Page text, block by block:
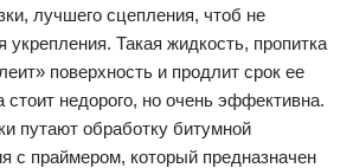
лучшего сцепления, чтоб не
Такая жидкость, пропитка
поверхность и продлит срок ее
недорого, но очень эффективна.
путают обработку битумной
с праймером, который предназначен